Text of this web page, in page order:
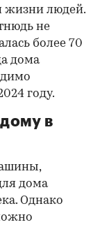
жизни людей.
не
более 70
дома
году.
в
дома
Однако